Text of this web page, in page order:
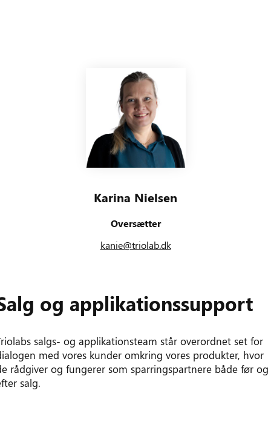
Karina Nielsen
Oversætter
kanie@triolab.dk
og applikationssupport
salgs- og applikationsteam står overordnet set for
med vores kunder omkring vores produkter, hvor
rådgiver og fungerer som sparringspartnere både før og
salg.